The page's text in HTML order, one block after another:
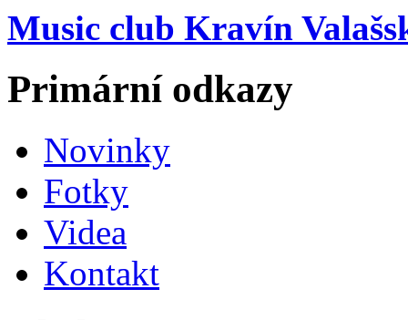
Music club Kravín
Primární odkazy
Novinky
Fotky
Videa
Kontakt